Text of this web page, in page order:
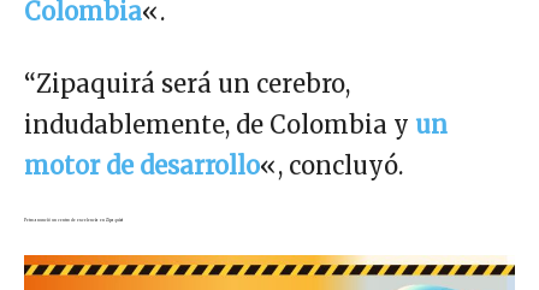
Colombia«.
“Zipaquirá será un cerebro,
indudablemente, de Colombia y un
motor de desarrollo«, concluyó.
Petro anunció un centro de excelencia en Zipaquirá